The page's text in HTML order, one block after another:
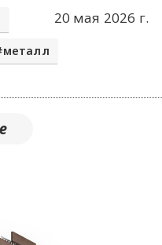
20 мая 2026 г.
металл